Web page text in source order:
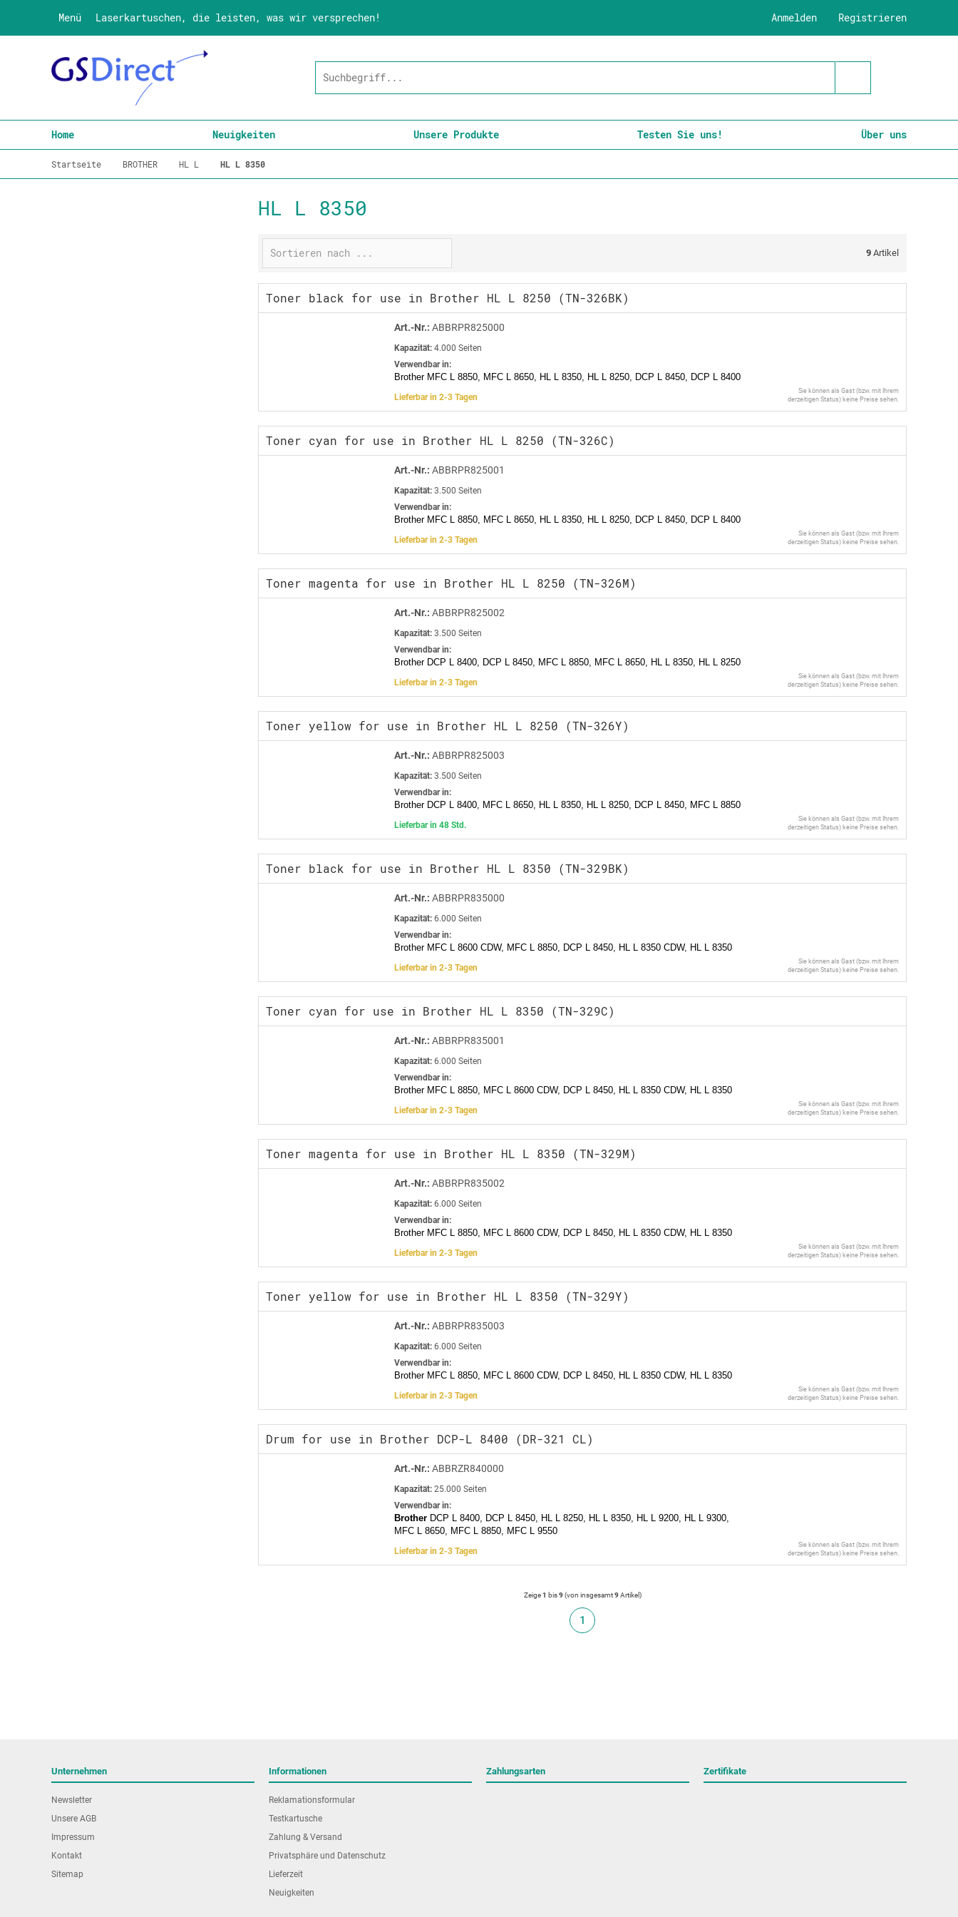
Menü Laserkartuschen, die leisten, was wir versprechen! Registrieren
Anmelden
Home Neuigkeiten Unsere Produkte Testen Sie uns! Über uns
Startseite BROTHER HL L HL L 8350
HL L 8350
9 Artikel
Toner black for use in Brother HL L 8250 (TN-326BK)
Art.-Nr.: ABBRPR825000
Kapazität: 4.000 Seiten
Verwendbar in:
Brother MFC L 8850, MFC L 8650, HL L 8350, HL L 8250, DCP L 8450, DCP L 8400
Lieferbar in 2-3 Tagen
Sie können als Gast (bzw. mit Ihrem
derzeitigen Status) keine Preise sehen.
Toner cyan for use in Brother HL L 8250 (TN-326C)
Art.-Nr.: ABBRPR825001
Kapazität: 3.500 Seiten
Verwendbar in:
Brother MFC L 8850, MFC L 8650, HL L 8350, HL L 8250, DCP L 8450, DCP L 8400
Lieferbar in 2-3 Tagen
Sie können als Gast (bzw. mit Ihrem
derzeitigen Status) keine Preise sehen.
Toner magenta for use in Brother HL L 8250 (TN-326M)
Art.-Nr.: ABBRPR825002
Kapazität: 3.500 Seiten
Verwendbar in:
Brother DCP L 8400, DCP L 8450, MFC L 8850, MFC L 8650, HL L 8350, HL L 8250
Lieferbar in 2-3 Tagen
Sie können als Gast (bzw. mit Ihrem
derzeitigen Status) keine Preise sehen.
Toner yellow for use in Brother HL L 8250 (TN-326Y)
Art.-Nr.: ABBRPR825003
Kapazität: 3.500 Seiten
Verwendbar in:
Brother DCP L 8400, MFC L 8650, HL L 8350, HL L 8250, DCP L 8450, MFC L 8850
Lieferbar in 48 Std.
Sie können als Gast (bzw. mit Ihrem
derzeitigen Status) keine Preise sehen.
Toner black for use in Brother HL L 8350 (TN-329BK)
Art.-Nr.: ABBRPR835000
Kapazität: 6.000 Seiten
Verwendbar in:
Brother MFC L 8600 CDW, MFC L 8850, DCP L 8450, HL L 8350 CDW, HL L 8350
Lieferbar in 2-3 Tagen
Sie können als Gast (bzw. mit Ihrem
derzeitigen Status) keine Preise sehen.
Toner cyan for use in Brother HL L 8350 (TN-329C)
Art.-Nr.: ABBRPR835001
Kapazität: 6.000 Seiten
Verwendbar in:
Brother MFC L 8850, MFC L 8600 CDW, DCP L 8450, HL L 8350 CDW, HL L 8350
Lieferbar in 2-3 Tagen
Sie können als Gast (bzw. mit Ihrem
derzeitigen Status) keine Preise sehen.
Toner magenta for use in Brother HL L 8350 (TN-329M)
Art.-Nr.: ABBRPR835002
Kapazität: 6.000 Seiten
Verwendbar in:
Brother MFC L 8850, MFC L 8600 CDW, DCP L 8450, HL L 8350 CDW, HL L 8350
Lieferbar in 2-3 Tagen
Sie können als Gast (bzw. mit Ihrem
derzeitigen Status) keine Preise sehen.
Toner yellow for use in Brother HL L 8350 (TN-329Y)
Art.-Nr.: ABBRPR835003
Kapazität: 6.000 Seiten
Verwendbar in:
Brother MFC L 8850, MFC L 8600 CDW, DCP L 8450, HL L 8350 CDW, HL L 8350
Lieferbar in 2-3 Tagen
Sie können als Gast (bzw. mit Ihrem
derzeitigen Status) keine Preise sehen.
Drum for use in Brother DCP-L 8400 (DR-321 CL)
Art.-Nr.: ABBRZR840000
Kapazität: 25.000 Seiten
Verwendbar in:
Brother DCP L 8400, DCP L 8450, HL L 8250, HL L 8350, HL L 9200, HL L 9300,
MFC L 8650, MFC L 8850, MFC L 9550
Lieferbar in 2-3 Tagen
Sie können als Gast (bzw. mit Ihrem
derzeitigen Status) keine Preise sehen.
Zeige1 bis9(von insgesamt9Artikel)
1
Unternehmen
Newsletter
Unsere AGB
Impressum
Kontakt
Sitemap
Informationen
Reklamationsformular
Testkartusche
Zahlung & Versand
Privatsphäre und Datenschutz
Lieferzeit
Neuigkeiten
Zahlungsarten Zertifikate